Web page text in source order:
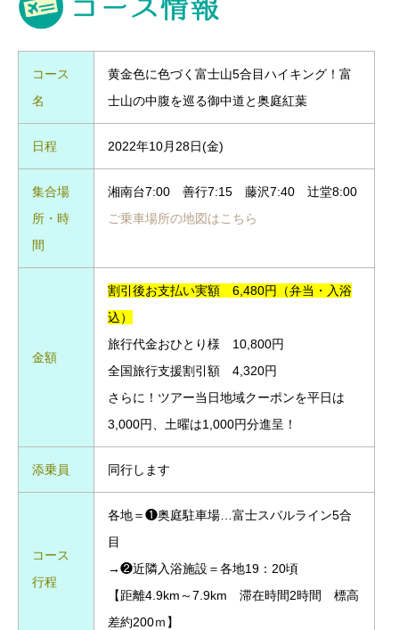
コース
名
黄金色に色づく富士山5合目ハイキング！富
士山の中腹を巡る御中道と奥庭紅葉
日程 2022年10月28日(金)
集合場
所・時
間
湘南台7:00 善行7:15 藤沢7:40 辻堂8:00
ご乗車場所の地図はこちら
金額
割引後お支払い実額 6,480円（弁当・入浴
込）
旅行代金おひとり様 10,800円
全国旅行支援割引額 4,320円
さらに！ツアー当日地域クーポンを平日は
3,000円、土曜は1,000円分進呈！
添乗員 同行します
コース
行程
各地＝❶奥庭駐車場…富士スバルライン5合
目
→❷近隣入浴施設＝各地19：20頃
【距離4.9km～7.9km 滞在時間2時間 標高
差約200ｍ】